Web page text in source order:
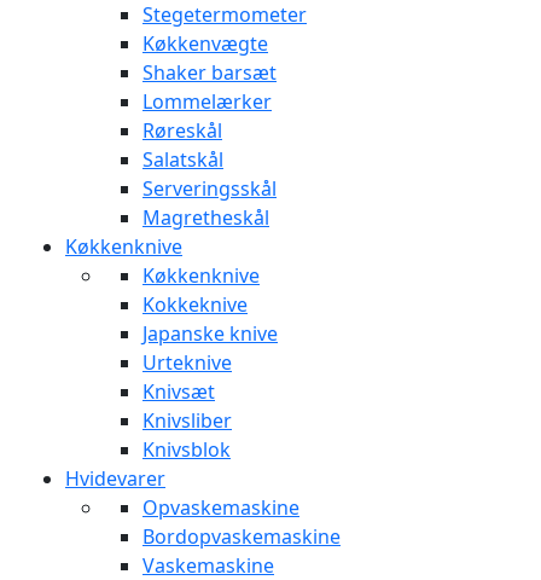
Stegetermometer
Køkkenvægte
Shaker barsæt
Lommelærker
Røreskål
Salatskål
Serveringsskål
Magretheskål
Køkkenknive
Køkkenknive
Kokkeknive
Japanske knive
Urteknive
Knivsæt
Knivsliber
Knivsblok
Hvidevarer
Opvaskemaskine
Bordopvaskemaskine
Vaskemaskine